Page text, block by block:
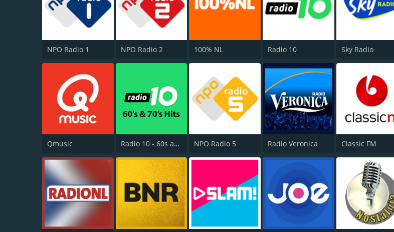
NPO Radio 1 NPO Radio 2 100% NL Radio 10 Sky Radio
Qmusic Radio 10 - 60s and 70s Hits NPO Radio 5 Radio Veronica Classic FM